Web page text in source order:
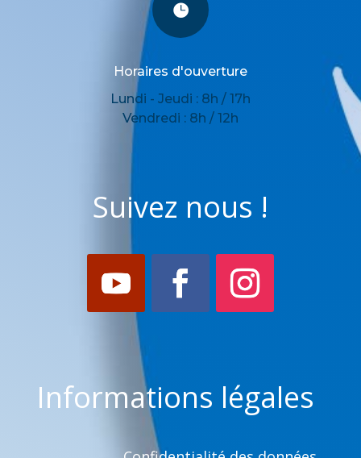

Horaires d'ouverture
Lundi - Jeudi : 8h / 17h
Vendredi : 8h / 12h
Suivez nous !
Informations légales